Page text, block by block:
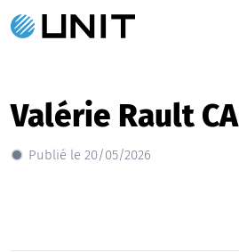
Valérie Rault CA
Publié le 20/05/2026